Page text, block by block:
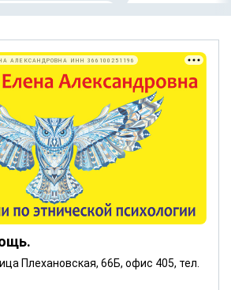
Плехановская, 66Б, офис 405, тел.
АЛЕКСАНДРОВНА ИНН 366100251196